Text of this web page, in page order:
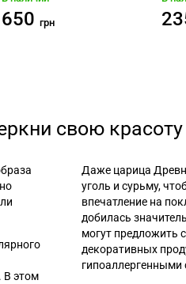
650 грн
свою красоту
В этом
Даже царица
уголь и сурьму,
впечатление на
добилась
могут предложить
декоративных
гипоаллергенными